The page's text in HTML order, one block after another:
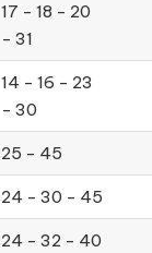
17 - 18 - 20
- 31
14 - 16 - 23
- 30
25 - 45
24 - 30 - 45
24 - 32 - 40